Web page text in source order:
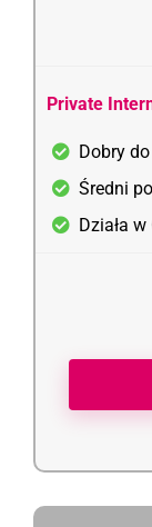
Private
Dobry
Średni
Działa